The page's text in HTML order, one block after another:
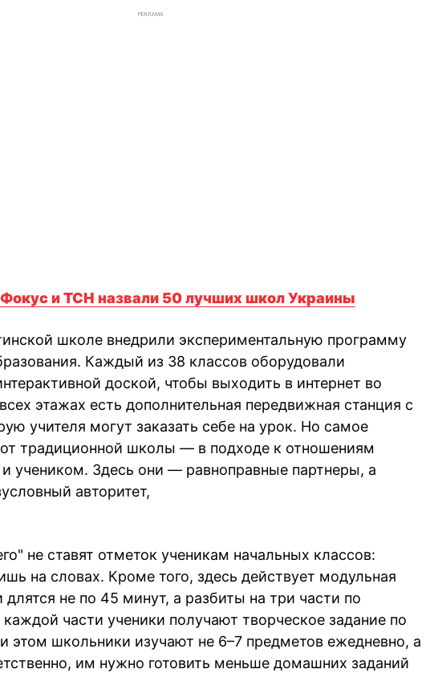
РЕКЛАМА
и ТСН назвали 50 лучших школ Украины
школе внедрили экспериментальную программу
Каждый из 38 классов оборудовали
доской, чтобы выходить в интернет во
этажах есть дополнительная передвижная станция с
учителя могут заказать себе на урок. Но самое
от традиционной школы — в подходе к отношениям
учеником. Здесь они — равноправные партнеры, а
авторитет,
не ставят отметок ученикам начальных классов:
на словах. Кроме того, здесь действует модульная
не по 45 минут, а разбиты на три части по
части ученики получают творческое задание по
этом школьники изучают не 6–7 предметов ежедневно, а
им нужно готовить меньше домашних заданий